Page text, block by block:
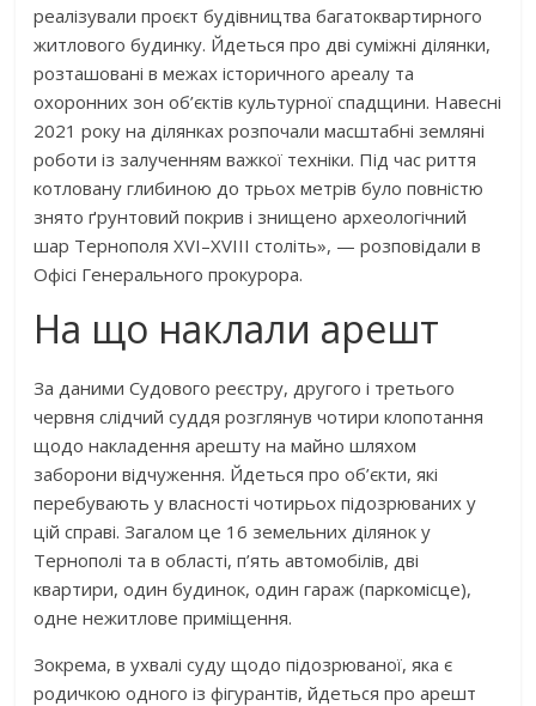
реалізували проєкт будівництва багатоквартирного
житлового будинку. Йдеться про дві суміжні ділянки,
розташовані в межах історичного ареалу та
охоронних зон об’єктів культурної спадщини. Навесні
2021 року на ділянках розпочали масштабні земляні
роботи із залученням важкої техніки. Під час риття
котловану глибиною до трьох метрів було повністю
знято ґрунтовий покрив і знищено археологічний
шар Тернополя XVI–XVIII століть», — розповідали в
Офісі Генерального прокурора.
На що наклали арешт
За даними Судового реєстру, другого і третього
червня слідчий суддя розглянув чотири клопотання
щодо накладення арешту на майно шляхом
заборони відчуження. Йдеться про об’єкти, які
перебувають у власності чотирьох підозрюваних у
цій справі. Загалом це 16 земельних ділянок у
Тернополі та в області, п’ять автомобілів, дві
квартири, один будинок, один гараж (паркомісце),
одне нежитлове приміщення.
Зокрема, в ухвалі суду щодо підозрюваної, яка є
родичкою одного із фігурантів, йдеться про арешт